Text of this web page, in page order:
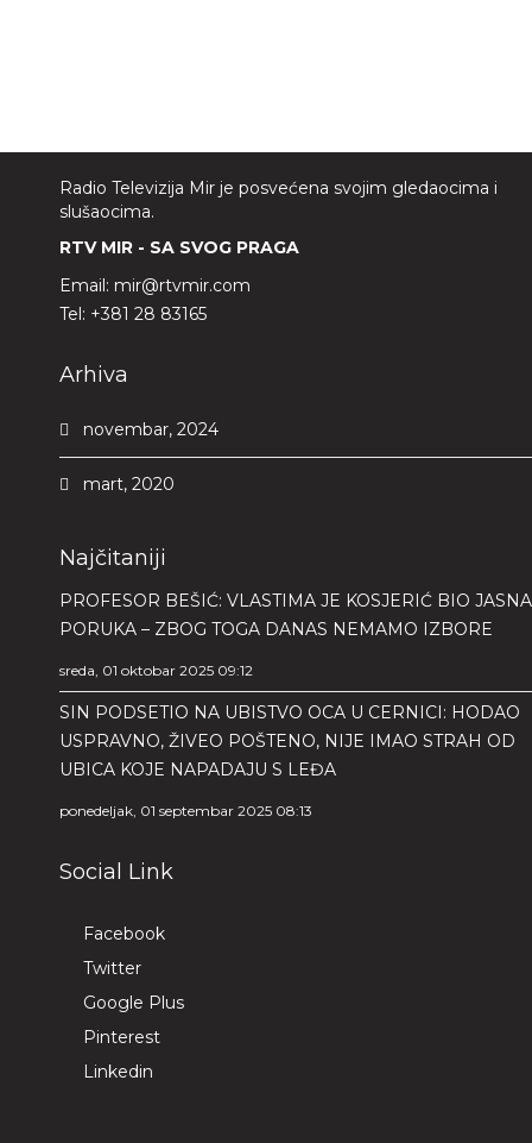
Radio Televizija Mir je posvećena svojim gledaocima i
slušaocima.
RTV MIR - SA SVOG PRAGA
Email: mir@rtvmir.com
Tel: +381 28 83165
Arhiva
novembar, 2024
mart, 2020
Najčitaniji
PROFESOR BEŠIĆ: VLASTIMA JE KOSJERIĆ BIO JASNA
PORUKA – ZBOG TOGA DANAS NEMAMO IZBORE
sreda, 01 oktobar 2025 09:12
SIN PODSETIO NA UBISTVO OCA U CERNICI: HODAO
USPRAVNO, ŽIVEO POŠTENO, NIJE IMAO STRAH OD
UBICA KOJE NAPADAJU S LEĐA
ponedeljak, 01 septembar 2025 08:13
Social Link
Facebook
Twitter
Google Plus
Pinterest
Linkedin